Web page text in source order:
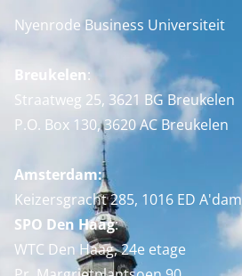
Nyenrode Business Universiteit
Breukelen:
Straatweg 25, 3621 BG Breukelen
P.O. Box 130, 3620 AC Breukelen
Amsterdam:
Keizersgracht 285, 1016 ED A'dam
SPO Den Haag:
WTC Den Haag, 24e etage